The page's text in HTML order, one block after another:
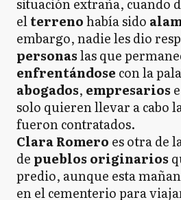
situación extraña, cuando
elterrenohabía sido
embargo, nadie les dio
personaslas que
enfrentándose con la
abogados, empresarios e
solo quieren llevar a cabo
fueron contratados.
Clara Romero es otra de
de pueblos originarios
predio, aunque esta
en el cementerio para